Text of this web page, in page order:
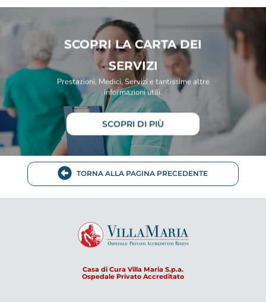
SCOPRI LA CARTA DEI
SERVIZI
Prestazioni, Medici, Servizi e tantissime altre
informazioni utili.
SCOPRI DI PIÙ
TORNA ALLA PAGINA PRECEDENTE
Casa di Cura Villa Maria S.p.a.
Ospedale Privato Accreditato